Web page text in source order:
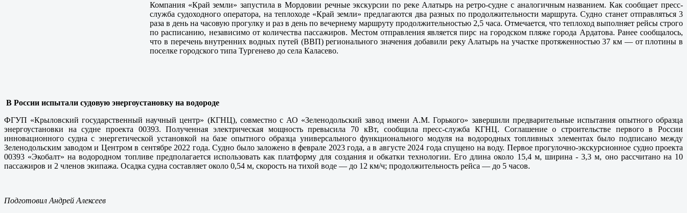
Компания «Край земли» запустила в Мордовии речные экскурсии по реке Алатырь на ретро-судне с аналогичным названием. Как сообщает пресс-
служба судоходного оператора, на теплоходе «Край земли» предлагаются два разных по продолжительности маршрута. Судно станет отправляться 3
раза в день на часовую прогулку и раз в день по вечернему маршруту продолжительностью 2,5 часа. Отмечается, что теплоход выполняет рейсы строго
по расписанию, независимо от количества пассажиров. Местом отправления является пирс на городском пляже города Ардатова. Ранее сообщалось,
что в перечень внутренних водных путей (ВВП) регионального значения добавили реку Алатырь на участке протяженностью 37 км — от плотины в
поселке городского типа Тургенево до села Каласево.
В России испытали судовую энергоустановку на водороде
ФГУП «Крыловский государственный научный центр» (КГНЦ), совместно с АО «Зеленодольский завод имени А.М. Горького» завершили предварительные испытания опытного образца
энергоустановки на судне проекта 00393. Полученная электрическая мощность превысила 70 кВт, сообщила пресс-служба КГНЦ. Соглашение о строительстве первого в России
инновационного судна с энергетической установкой на базе опытного образца универсального функционального модуля на водородных топливных элементах было подписано между
Зеленодольским заводом и Центром в сентябре 2022 года. Судно было заложено в феврале 2023 года, а в августе 2024 года спущено на воду. Первое прогулочно-экскурсионное судно проекта
00393 «Экобалт» на водородном топливе предполагается использовать как платформу для создания и обкатки технологии. Его длина около 15,4 м, ширина - 3,3 м, оно рассчитано на 10
пассажиров и 2 членов экипажа. Осадка судна составляет около 0,54 м, скорость на тихой воде — до 12 км/ч; продолжительность рейса — до 5 часов.
Подготовил Андрей Алексеев